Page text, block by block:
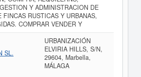
Y ADMINISTRACION DE
FINCAS RUSTICAS Y URBANAS,
COMPRAR VENDER Y
SL.
URBANIZACIÓN
ELVIRIA HILLS, S/N,
29604, Marbella,
MÁLAGA